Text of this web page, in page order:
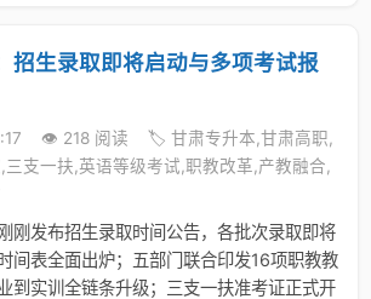
招生录取即将启动与多项考试报
👁️ 218 阅读
🏷️ 甘肃专升本,甘肃高职,
支一扶,英语等级考试,职教改革,产教融合,
刚发布招生录取时间公告，各批次录取即将
间表全面出炉；五部门联合印发16项职教教
到实训全链条升级；三支一扶准考证正式开